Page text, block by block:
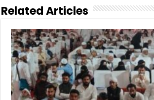
Related Articles